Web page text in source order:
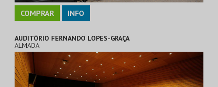
COMPRAR INFO
AUDITÓRIO FERNANDO LOPES-GRAÇA
ALMADA